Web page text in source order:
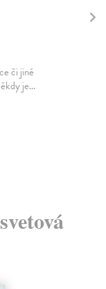
či jiné
je...